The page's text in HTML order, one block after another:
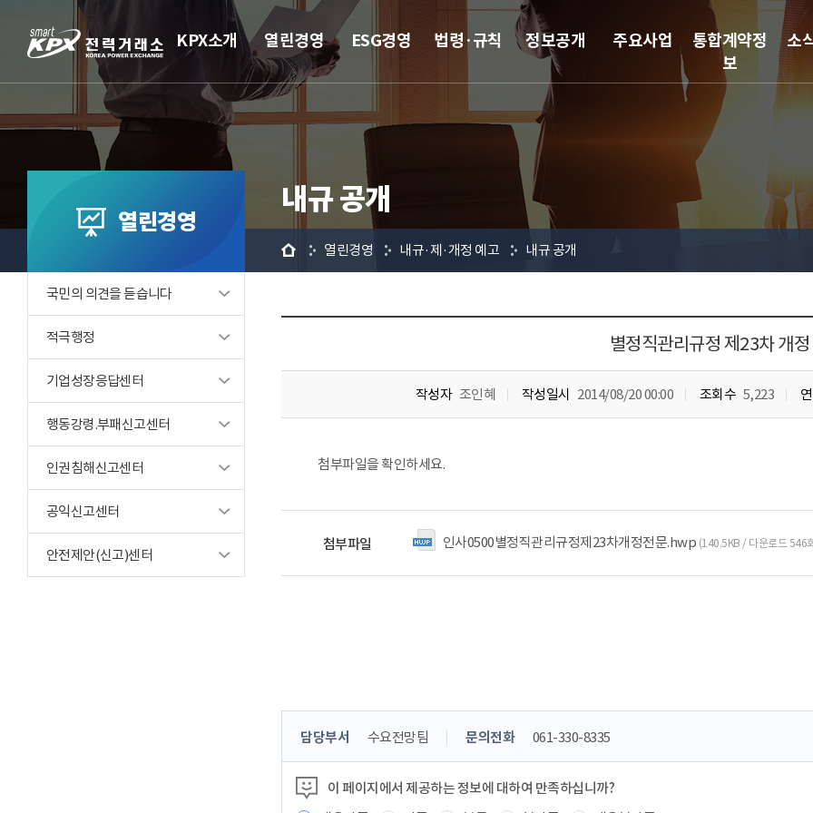
KPX소개 열린경영 ESG경영 법령·규칙 정보공개 주요사업
통합계약정
보
소
열린경영
국민의 의견을 듣습니다
적극행정
기업성장응답센터
행동강령.부패신고센터
인권침해신고센터
공익신고센터
안전제안(신고)센터
내규 공개
홈 열린경영 내규·제·개정 예고 내규 공개
별정직관리규정 제23차 개정
작성자 조인혜 작성일시 2014/08/20 00:00 조회수 5,223
첨부파일을 확인하세요.
첨부파일 인사0500별정직관리규정제23차개정전문.hwp (140.5KB / 다운로드 546
콘
츠
정
담당부서 수요전망팀 문의전화 061-330-8335
이 페이지에서 제공하는 정보에 대하여 만족하십니까?